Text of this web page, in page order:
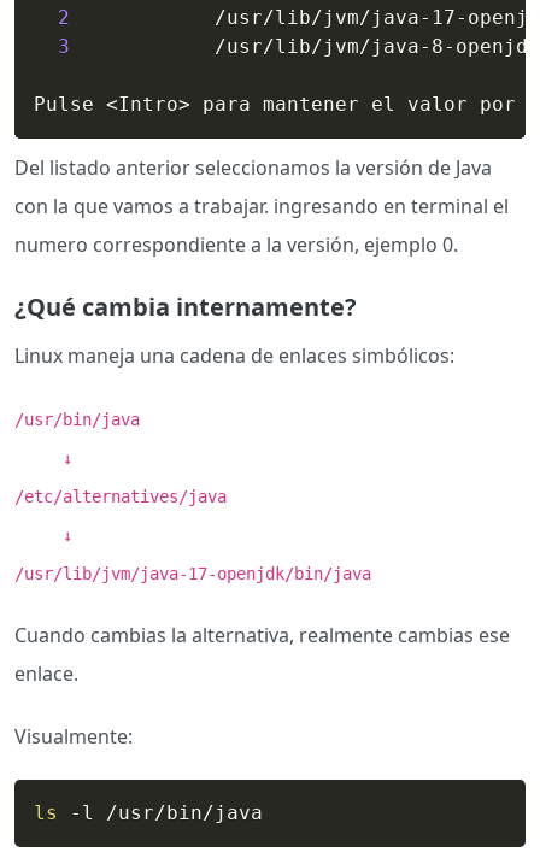
2
/usr/lib/jvm/java-17-
3
/usr/lib/jvm/java-8-
Pulse <Intro> para mantener el valor por
Del listado anterior seleccionamos la versión de Java
con la que vamos a trabajar. ingresando en terminal el
numero correspondiente a la versión, ejemplo 0.
¿Qué cambia internamente?
Linux maneja una cadena de enlaces simbólicos:
/usr/bin/java
↓
/etc/alternatives/java
↓
/usr/lib/jvm/java-17-openjdk/bin/java
Cuando cambias la alternativa, realmente cambias ese
enlace.
Visualmente:
ls -l /usr/bin/java